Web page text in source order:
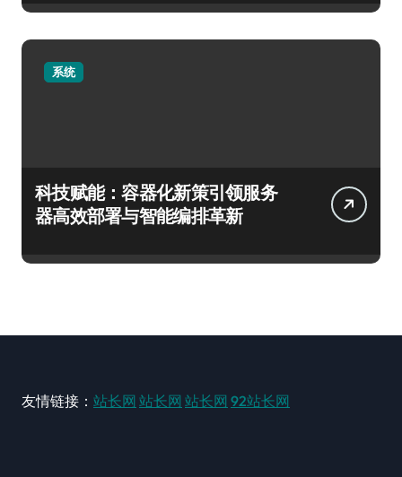
系统
科技赋能：容器化新策引领服务
器高效部署与智能编排革新
友情链接： 站长网 站长网 站长网 92站长网